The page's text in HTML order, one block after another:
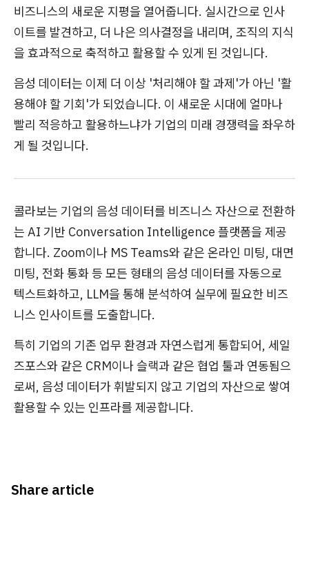
비즈니스의 새로운 지평을 열어줍니다. 실시간으로 인사
이트를 발견하고, 더 나은 의사결정을 내리며, 조직의 지식
을 효과적으로 축적하고 활용할 수 있게 된 것입니다.
음성 데이터는 이제 더 이상 '처리해야 할 과제'가 아닌 '활
용해야 할 기회'가 되었습니다. 이 새로운 시대에 얼마나
빨리 적응하고 활용하느냐가 기업의 미래 경쟁력을 좌우하
게 될 것입니다.
콜라보는 기업의 음성 데이터를 비즈니스 자산으로 전환하
는 AI 기반 Conversation Intelligence 플랫폼을 제공
합니다. Zoom이나 MS Teams와 같은 온라인 미팅, 대면
미팅, 전화 통화등 모든 형태의 음성 데이터를 자동으로
텍스트화하고, LLM을 통해 분석하여 실무에 필요한 비즈
니스 인사이트를 도출합니다.
특히 기업의 기존 업무 환경과 자연스럽게 통합되어, 세일
즈포스와 같은 CRM이나슬랙과 같은 협업 툴과 연동됨으
로써, 음성 데이터가 휘발되지 않고 기업의 자산으로 쌓여
활용할 수 있는 인프라를 제공합니다.
Share article